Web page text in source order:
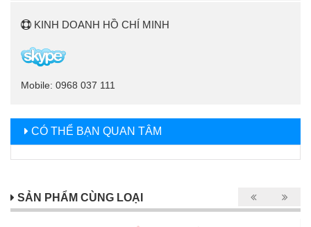
KINH DOANH HỒ CHÍ MINH
Mobile: 0968 037 111
CÓ THỂ BẠN QUAN TÂM
SẢN PHẨM CÙNG LOẠI